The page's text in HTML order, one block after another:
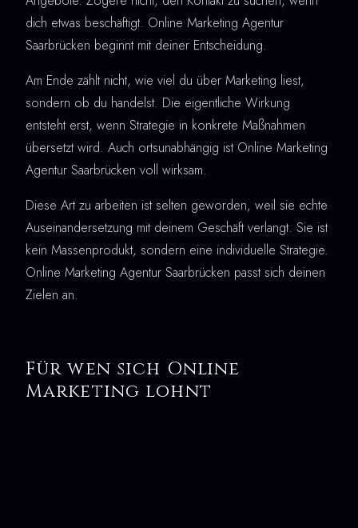
dich etwas beschäftigt. Online Marketing Agentur
Saarbrücken beginnt mit deiner Entscheidung.
Am Ende zählt nicht, wie viel du über Marketing liest,
sondern ob du handelst. Die eigentliche Wirkung
entsteht erst, wenn Strategie in konkrete Maßnahmen
übersetzt wird. Auch ortsunabhängig ist Online Marketing
Agentur Saarbrücken voll wirksam.
Diese Art zu arbeiten ist selten geworden, weil sie echte
Auseinandersetzung mit deinem Geschäft verlangt. Sie ist
kein Massenprodukt, sondern eine individuelle Strategie.
Online Marketing Agentur Saarbrücken passt sich deinen
Zielen an.
Für wen sich Online
Marketing lohnt